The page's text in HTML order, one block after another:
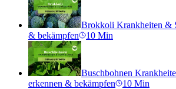
Brokkoli Krankheiten &
& bekämpfen
10 Min
Buschbohnen
erkennen & bekämpfen
10 Min